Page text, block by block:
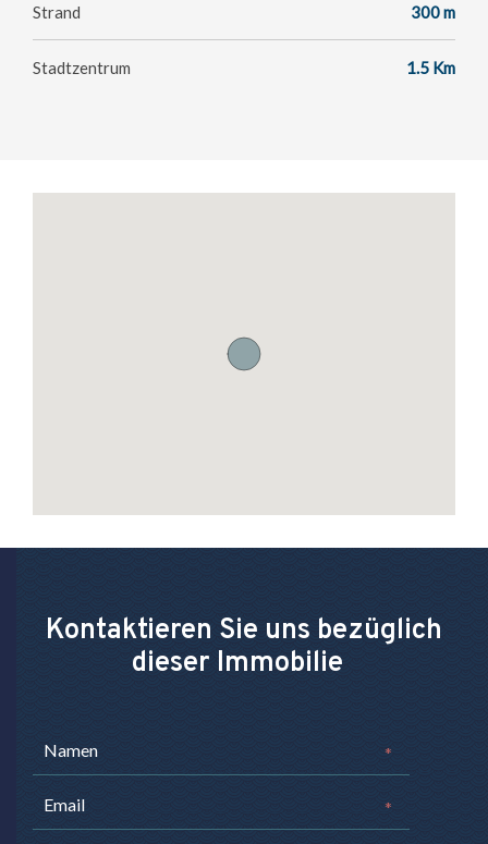
Strand 300 m
Stadtzentrum 1.5 Km
Kontaktieren Sie uns bezüglich
dieser Immobilie
*
*